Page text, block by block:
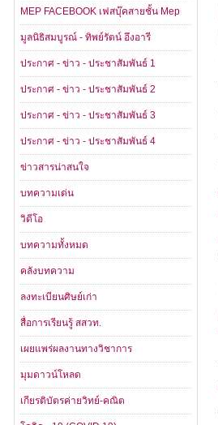
MEP FACEBOOK เฟสบุ๊คสายชั้น Mep
มูลนิธิสมบูรณ์ - ทิพย์รัตน์ อึงอารี
ประกาศ - ข่าว - ประชาสัมพันธ์ 1
ประกาศ - ข่าว - ประชาสัมพันธ์ 2
ประกาศ - ข่าว - ประชาสัมพันธ์ 3
ประกาศ - ข่าว - ประชาสัมพันธ์ 4
ข่าวสารน่าสนใจ
บทความเด่น
วิดีโอ
บทความทั้งหมด
คลังบทความ
ลงทะเบียนศิษย์เก่า
สื่อการเรียนรู้ สสวท.
เผยแพร่ผลงานทางวิชาการ
มุมดาวน์โหลด
เกียรติบัตรค่ายวิทย์-คณิต